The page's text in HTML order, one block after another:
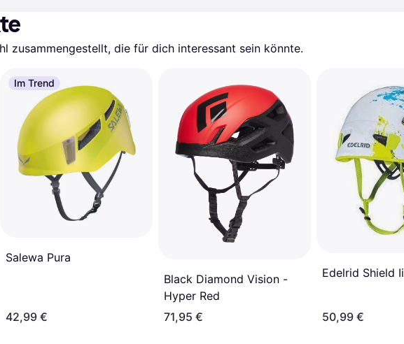
zusammengestellt, die für dich interessant sein könnte.
Im Trend
Salewa Pura
42,99 €
Black Diamond Vision -
Hyper Red
71,95 €
Edelrid Shield Ii
50,99 €